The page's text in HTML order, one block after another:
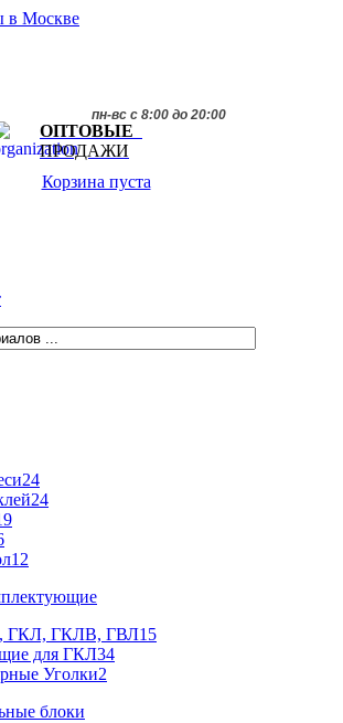
пн-вс с 8:00 до 20:00
ОПТОВЫЕ
ПРОДАЖИ
Корзина пуста
24
24
12
ГКЛ, ГКЛВ, ГВЛ15
для ГКЛ34
Уголки2
блоки